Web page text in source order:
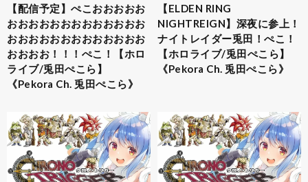
【配信予定】ぺこおおおおお
おおおおおおおおおおおおお
おおおおおおおおおおおおお
おおおお！！！ぺこ！【ホロ
ライブ/兎田ぺこら】
《Pekora Ch. 兎田ぺこら》
【ELDEN RING
NIGHTREIGN】深夜に参上！
ナイトレイダー兎田！ぺこ！
【ホロライブ/兎田ぺこら】
《Pekora Ch. 兎田ぺこら》